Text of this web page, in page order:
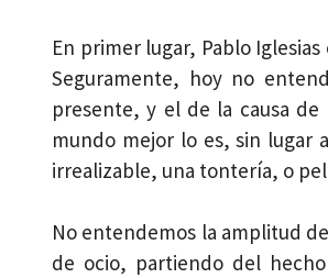
En primer lugar, Pablo
Seguramente, hoy no
presente, y el de la causa
mundo mejor lo es, sin lugar
irrealizable, una tontería, o
No entendemos la amplitud
de ocio, partiendo del